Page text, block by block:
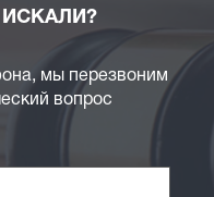
мы перезвоним
вопрос